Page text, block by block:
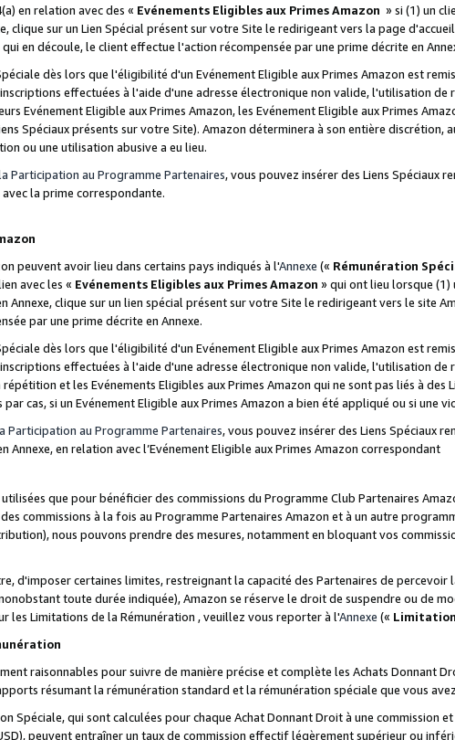
en relation avec des « Evénements Eligibles aux Primes Amazon » si (1) un
clique sur un Lien Spécial présent sur votre Site le redirigeant vers la page
en découle, le client effectue l'action récompensée par une prime décrite en
dès lors que l'éligibilité d'un Evénement Eligible aux Primes Amazon est
effectuées à l'aide d'une adresse électronique non valide, l'utilisation
Evénement Eligible aux Primes Amazon, les Evénement Eligible aux Primes
Spéciaux présents sur votre Site). Amazon déterminera à son entière discrétion,
ou une utilisation abusive a eu lieu.
Participation au Programme Partenaires, vous pouvez insérer des Liens Spéciaux
la prime correspondante.
peuvent avoir lieu dans certains pays indiqués à l'Annexe (« Rémunération
avec les « Evénements Eligibles aux Primes Amazon » qui ont lieu lorsque (1)
Annexe, clique sur un lien spécial présent sur votre Site le redirigeant vers le site
par une prime décrite en Annexe.
dès lors que l'éligibilité d'un Evénement Eligible aux Primes Amazon est
effectuées à l'aide d'une adresse électronique non valide, l'utilisation
et les Evénements Eligibles aux Primes Amazon qui ne sont pas liés à des
cas, si un Evénement Eligible aux Primes Amazon a bien été appliqué ou si une
Participation au Programme Partenaires, vous pouvez insérer des Liens Spéciaux
Annexe, en relation avec l’Evénement Eligible aux Primes Amazon correspondant
que pour bénéficier des commissions du Programme Club Partenaires
commissions à la fois au Programme Partenaires Amazon et à un autre
nous pouvons prendre des mesures, notamment en bloquant vos
d'imposer certaines limites, restreignant la capacité des Partenaires de
toute durée indiquée), Amazon se réserve le droit de suspendre ou de
les Limitations de la Rémunération , veuillez vous reporter à l'Annexe («
raisonnables pour suivre de manière précise et complète les Achats Donnant
résumant la rémunération standard et la rémunération spéciale que vous
Spéciale, qui sont calculées pour chaque Achat Donnant Droit à une commission
peuvent entraîner un taux de commission effectif légèrement supérieur ou